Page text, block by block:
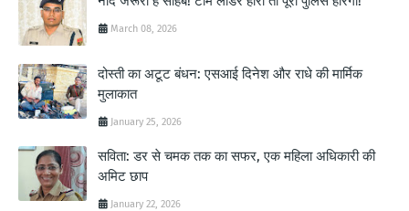
March 08, 2026
दोस्ती का अटूट बंधन: एसआई दिनेश और राधे की मार्मिक
मुलाकात
January 25, 2026
सविता: डर से चमक तक का सफर, एक महिला अधिकारी की
अमिट छाप
January 22, 2026